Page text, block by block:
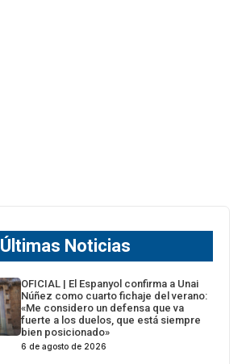
Últimas Noticias
OFICIAL | El Espanyol confirma a Unai
Núñez como cuarto fichaje del verano:
«Me considero un defensa que va
fuerte a los duelos, que está siempre
bien posicionado»
6 de agosto de 2026